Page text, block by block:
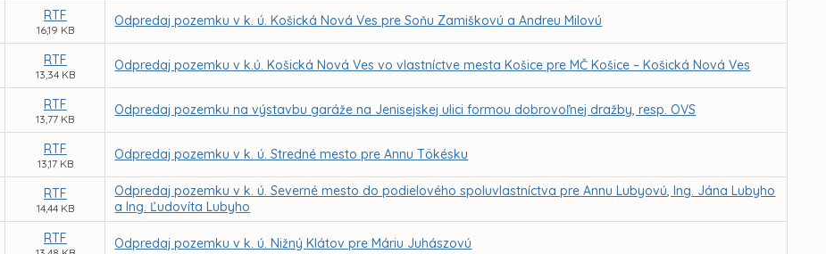
RTF
16,19 KB
Odpredaj pozemku v k. ú. Košická Nová Ves pre Soňu Zamiškovú a Andreu Milovú
RTF
13,34 KB
Odpredaj pozemku v k.ú. Košická Nová Ves vo vlastníctve mesta Košice pre MČ Košice – Košická Nová Ves
RTF
13,77 KB
Odpredaj pozemku na výstavbu garáže na Jenisejskej ulici formou dobrovoľnej dražby, resp. OVS
RTF
13,17 KB
Odpredaj pozemku v k. ú. Stredné mesto pre Annu Tökésku
RTF
14,44 KB
Odpredaj pozemku v k. ú. Severné mesto do podielového spoluvlastníctva pre Annu Lubyovú, Ing. Jána Lubyho
a Ing. Ľudovíta Lubyho
RTF Odpredaj pozemku v k. ú. Nižný Klátov pre Máriu Juhászovú